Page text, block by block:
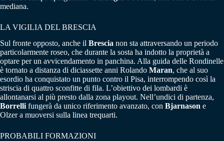
mediana.
LA VIGILIA DEL BRESCIA
Sul fronte opposto, anche il Brescia non sta attraversando un periodo
particolarmente roseo, che durante la sosta ha indotto la proprietà a
optare per un avvicendamento in panchina. Alla guida delle Rondinelle
è tornato a distanza di diciassette anni Rolando Maran, che al suo
esordio ha conquistato un punto contro il Pisa, interrompendo così la
striscia di quattro sconfitte di fila. L’obiettivo dei lombardi è
allontanarsi al più presto dalla zona playout. Nell’undici di partenza,
Borrelli fungerà da unico riferimento avanzato, con Bjarnason e
Olzer a muoversi sulla linea trequarti.
PROBABILI FORMAZIONI